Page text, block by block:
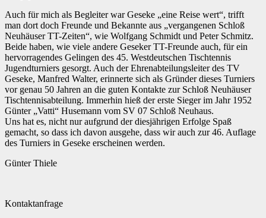
Auch für mich als Begleiter war Geseke „eine Reise wert“, trifft
man dort doch Freunde und Bekannte aus „vergangenen Schloß
Neuhäuser TT-Zeiten“, wie Wolfgang Schmidt und Peter Schmitz.
Beide haben, wie viele andere Geseker TT-Freunde auch, für ein
hervorragendes Gelingen des 45. Westdeutschen Tischtennis
Jugendturniers gesorgt. Auch der Ehrenabteilungsleiter des TV
Geseke, Manfred Walter, erinnerte sich als Gründer dieses Turniers
vor genau 50 Jahren an die guten Kontakte zur Schloß Neuhäuser
Tischtennisabteilung. Immerhin hieß der erste Sieger im Jahr 1952
Günter „Vatti“ Husemann vom SV 07 Schloß Neuhaus.
Uns hat es, nicht nur aufgrund der diesjährigen Erfolge Spaß
gemacht, so dass ich davon ausgehe, dass wir auch zur 46. Auflage
des Turniers in Geseke erscheinen werden.
Günter Thiele
Kontaktanfrage